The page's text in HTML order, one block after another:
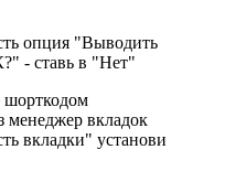
опция "Выводить
- ставь в "Нет"
шорткодом
менеджер вкладок
вкладки" установи